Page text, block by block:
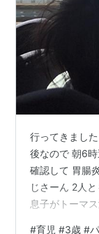
行ってきまし
後なので 朝6
確認して 胃腸
じさーん 2人
息子がトーマ
#育児 #3歳 #